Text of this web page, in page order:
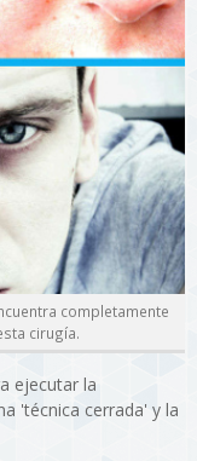
completamente
cirugía.
ejecutar la
'técnica cerrada' y la